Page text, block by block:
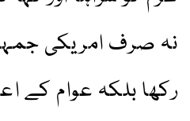
نہ صرف امریکی
رکھا بلکہ عوام کے